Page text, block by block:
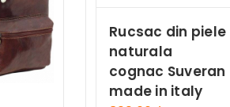
Rucsac din piele
naturala
cognac Suveran
made in italy